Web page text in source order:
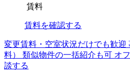
賃料
賃料を確認する
変更賃料・空室状況だけでも歓迎
料）
類似物件の一括紹介も可 オ
談する